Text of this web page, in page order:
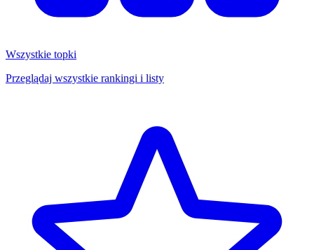
Wszystkie topki
Przeglądaj wszystkie rankingi i listy